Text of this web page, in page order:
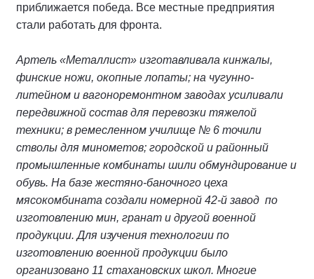
приближается победа. Все местные предприятия
стали работать для фронта.
Артель «Металлист» изготавливала кинжалы,
финские ножи, окопные лопаты; на чугунно-
литейном и вагоноремонтном заводах усиливали
передвижной состав для перевозки тяжелой
техники; в ремесленном училище № 6 точили
стволы для минометов; городской и районный
промышленные комбинаты шили обмундирование и
обувь. На базе жестяно-баночного цеха
мясокомбината создали номерной 42-й завод по
изготовлению мин, гранат и другой военной
продукции. Для изучения технологии по
изготовлению военной продукции было
организовано 11 стахановских школ. Многие